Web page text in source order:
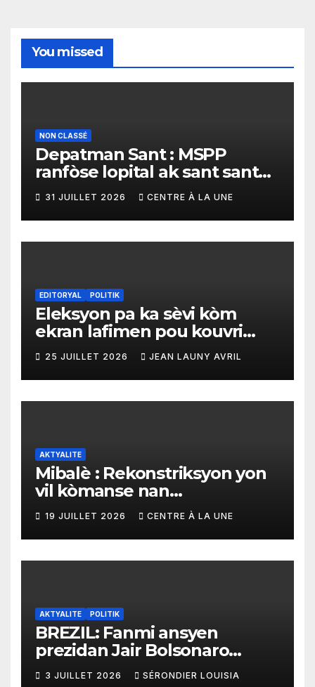
You missed
NON CLASSÉ
Depatman Sant : MSPP
ranfòse lopital ak sant sante
yo ak yon enpòtan kagezon
materyèl medikal
31 JUILLET 2026 CENTRE À LA UNE
EDITORYAL POLITIK
Eleksyon pa ka sèvi kòm
ekran lafimen pou kouvri
echèk tranzisyon an
25 JUILLET 2026 JEAN LAUNY AVRIL
AKTYALITE
Mibalè : Rekonstriksyon yon
vil kòmanse nan
rekonstriksyon lespri moun
yo
19 JUILLET 2026 CENTRE À LA UNE
AKTYALITE POLITIK
BREZIL: Fanmi ansyen
prezidan Jair Bolsonaro
mande gouvènman
3 JUILLET 2026 SÉRONDIER LOUISIA